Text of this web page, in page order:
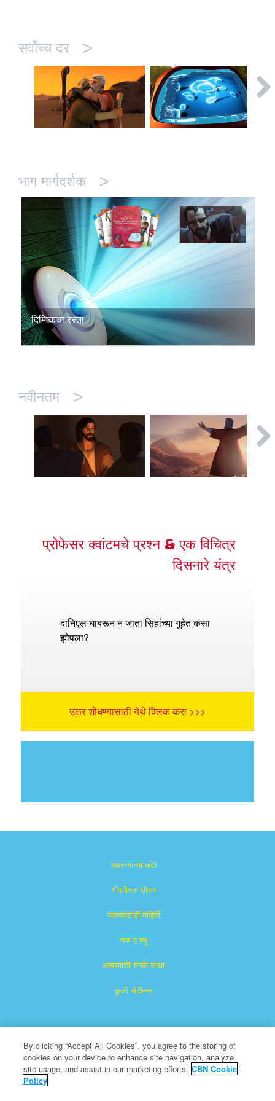
सर्वोच्च दर >
भाग मार्गदर्शक >
दिमिष्कचा रस्ता
नवीनतम >
प्रोफेसर क्वांटमचे प्रश्न & एक विचित्र
दिसनारे यंत्र
दानिएल घाबरून न जाता सिंहांच्या गुहेत कसा
झोपला?
उत्तर शोधण्यासाठी येथे क्लिक करा >>>
वापरण्याच्या अटी
गोपनीयता धोरण
पालकांसाठी माहिती
यफ ए क्यु
आमच्याशी संपर्क साधा
कुकी सेटीन्ग्स
सुपरबुक हा द ख्रिश्चन ब्रॉडकास्टिंग नेटवर्क, इंक.चा नोंदणीकृत ट्रेडमार्क आहे.
By clicking “Accept All Cookies”, you agree to the storing of
cookies on your device to enhance site navigation, analyze
site usage, and assist in our marketing efforts. CBN Cookie
Policy